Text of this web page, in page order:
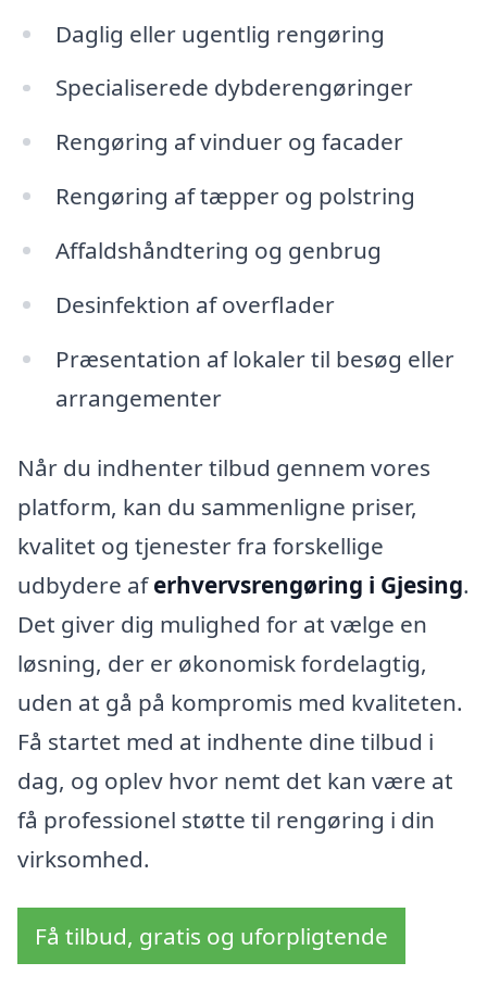
Daglig eller ugentlig rengøring
Specialiserede dybderengøringer
Rengøring af vinduer og facader
Rengøring af tæpper og polstring
Affaldshåndtering og genbrug
Desinfektion af overflader
Præsentation af lokaler til besøg eller
arrangementer
Når du indhenter tilbud gennem vores
platform, kan du sammenligne priser,
kvalitet og tjenester fra forskellige
udbydere aferhvervsrengøring i Gjesing.
Det giver dig mulighed for at vælge en
løsning, der er økonomisk fordelagtig,
uden at gå på kompromis med kvaliteten.
Få startet med at indhente dine tilbud i
dag, og oplev hvor nemt det kan være at
få professionel støtte til rengøring i din
virksomhed.
Få tilbud, gratis og uforpligtende